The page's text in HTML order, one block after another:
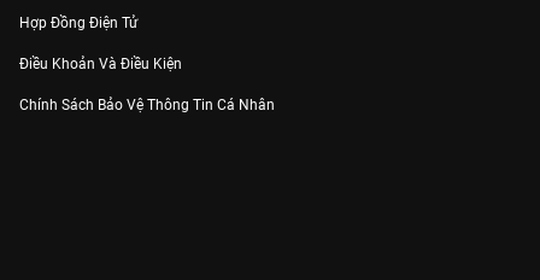
Hợp Đồng Điện Tử
Điều Khoản Và Điều Kiện
Chính Sách Bảo Vệ Thông Tin Cá Nhân